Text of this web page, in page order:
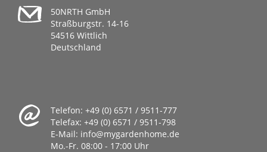
50NRTH GmbH
Straßburgstr. 14-16
54516 Wittlich
Deutschland
Telefon: +49 (0) 6571 / 9511-777
Telefax: +49 (0) 6571 / 9511-798
E-Mail: info@mygardenhome.de
Mo.-Fr. 08:00 - 17:00 Uhr